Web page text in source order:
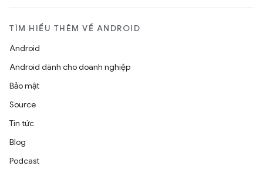
TÌM HIỂU THÊM VỀ ANDROID
Android
Android dành cho doanh nghiệp
Bảo mật
Source
Tin tức
Blog
Podcast